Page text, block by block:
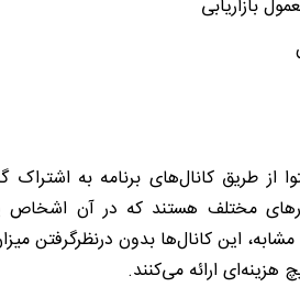
بازاریابی
از طریق کانال‌های برنامه به اشتراک
مختلف هستند که در آن اشخاص
این کانال‌ها بدون درنظرگرفتن
هزینه‌ای ارائه می‌کنند.